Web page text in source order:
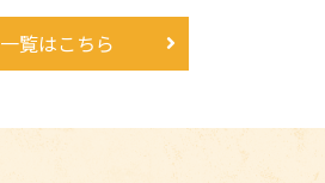
一覧はこちら